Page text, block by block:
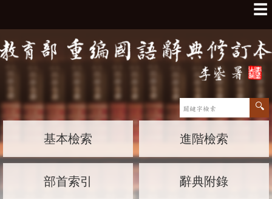
☰
基本檢索 進階檢索
部首索引 辭典附錄